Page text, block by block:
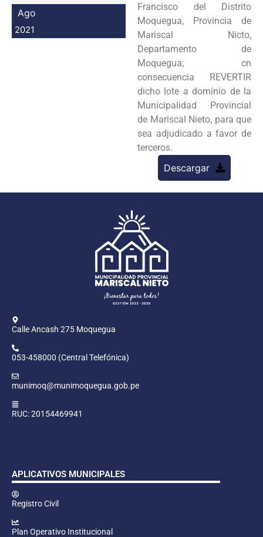
Ago
2021
Francisco del Distrito
Moquegua, Provincia de
Mariscal Nicto,
Departamento de
Moquegua; cn
consecuencia REVERTIR
dicho lote a dominio de la
Municipalidad Provincial
de Mariscal Nieto, para que
sea adjudicado a favor de
terceros.
Descargar
Calle Ancash 275 Moquegua
053-458000 (Central Telefónica)
munimoq@munimoquegua.gob.pe
RUC: 20154469941
APLICATIVOS MUNICIPALES
Registro Civil
Plan Operativo Institucional